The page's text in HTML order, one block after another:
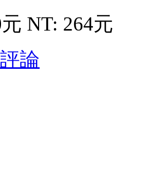
NT: 264元
論